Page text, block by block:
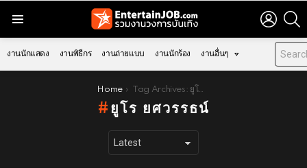
LOGIN
งานนักแสดง งานพิธีกร งานถ่ายแบบ งานนักร้อง งานอื่นๆ
Home Tag Archives: ยูโร ยศวรรธน์
ยูโร ยศวรรธน์